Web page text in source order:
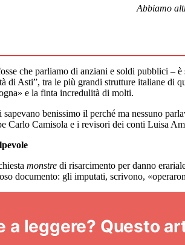
Abbiamo
che parliamo di anziani e soldi pubblici –
di Asti”, tra le più grandi strutture italiane di
e la finta incredulità di molti.
benissimo il perché ma nessuno
Carlo Camisola e i revisori dei conti Luisa
monstre di risarcimento per danno
documento: gli imputati, scrivono,
a leggere? Questo